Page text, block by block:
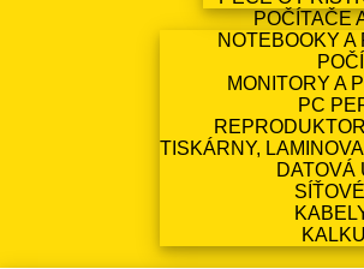
POČÍTAČE
NOTEBOOKY A
MONITORY A
PC
TISKÁRNY,
DATOVÁ